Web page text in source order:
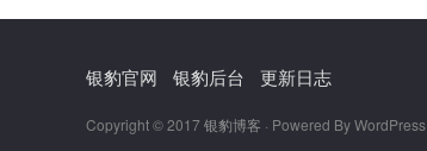
银豹官网 银豹后台 更新日志
Copyright © 2017 银豹博客 · Powered By WordPress